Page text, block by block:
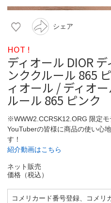
シェア
HOT !
ディオール DIOR
ンククルール 865
ィオール / ディオ
ルール 865 ピンク
※WWW2.CCRSK12.ORG 限定モ
YouTuberの皆様に商品の使い心
す！
紹介動画はこちら
ネット販売
価格（税込）
コメリカード番号登録、コメリ